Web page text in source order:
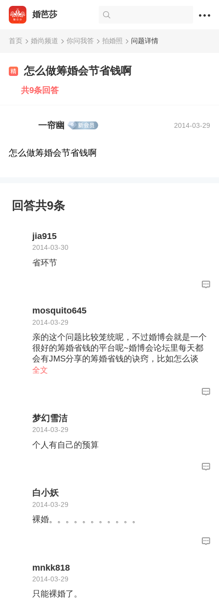
婚芭莎
首页 婚尚频道 你问我答 拍婚照 问题详情
怎么做筹婚会节省钱啊
共9条回答
一帘幽 2014-03-29
怎么做筹婚会节省钱啊
回答共9条
jia915
2014-03-30
省环节
mosquito645
2014-03-29
亲的这个问题比较笼统呢，不过婚博会就是一个
很好的筹婚省钱的平台呢~婚博会论坛里每天都
会有JMS分享的筹婚省钱的诀窍，比如怎么谈
单，能学到不少东西呢~亲如果在论坛里参与发
分换取中意的商家的抵金券，600分就相当于100
期最高能省6000块呢~详情看这里~http://bj.jiehu
n.com.cn/bbs/topic/394800.html
全文
梦幻雪洁
2014-03-29
个人有自己的预算
白小妖
2014-03-29
裸婚。。。。。。。。。。。
mnkk818
2014-03-29
只能裸婚了。